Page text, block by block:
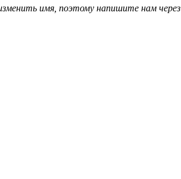
имя, поэтому напишите нам через